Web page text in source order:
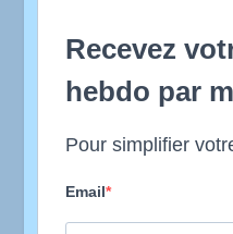
Recevez
hebdo par
Pour simplifier
Email